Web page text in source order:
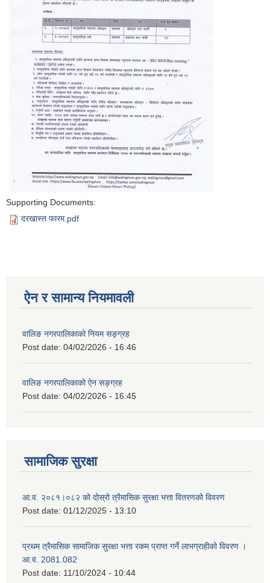
Supporting Documents:
दरखास्त फारम.pdf
ऐन र सामान्य नियमावली
वालिङ नगरपालिकाको नियम सङ्ग्रह
Post date: 04/02/2026 - 16:46
वालिङ नगरपालिकाको ऐन सङ्ग्रह
Post date: 04/02/2026 - 16:45
सामाजिक सुरक्षा
आ.व. २०८१।०८२ को दोस्रो त्रैमासिक सुरक्षा भत्ता वितरणको विवरण
Post date: 01/12/2025 - 13:10
प्रथम त्रैमासिक सामाजिक सुरक्षा भत्ता रकम प्राप्त गर्ने लाभग्राहीको विवरण ।
आ.व. 2081.082
Post date: 11/10/2024 - 10:44